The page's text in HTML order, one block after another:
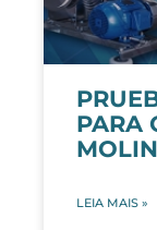
PARA
LEIA MAIS »